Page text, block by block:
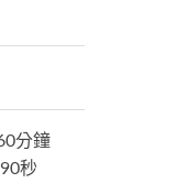
分鐘
秒